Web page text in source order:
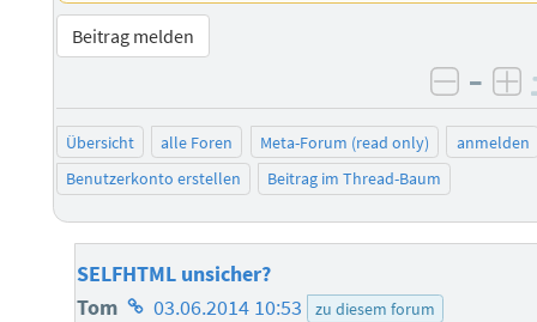
Beitrag melden
–
Übersicht alle Foren Meta-Forum (read only)
anmelden
Benutzerkonto erstellen
Beitrag im Thread-Baum
SELFHTML unsicher?
Tom Homepage
03.06.2014 10:53 zu diesem forum